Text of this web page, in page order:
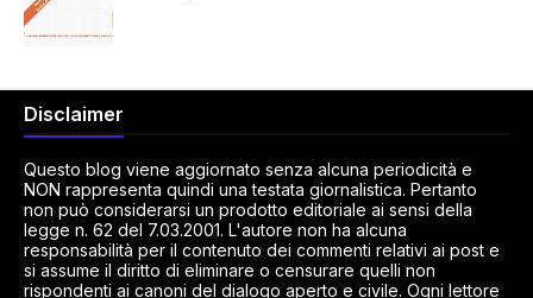
Disclaimer
Questo blog viene aggiornato senza alcuna periodicità e
NON rappresenta quindi una testata giornalistica. Pertanto
non può considerarsi un prodotto editoriale ai sensi della
legge n. 62 del 7.03.2001. L'autore non ha alcuna
responsabilità per il contenuto dei commenti relativi ai post e
si assume il diritto di eliminare o censurare quelli non
rispondenti ai canoni del dialogo aperto e civile. Ogni lettore